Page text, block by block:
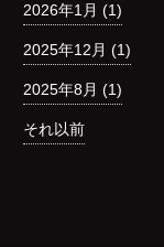
2026年1月 (1)
2025年12月 (1)
2025年8月 (1)
それ以前